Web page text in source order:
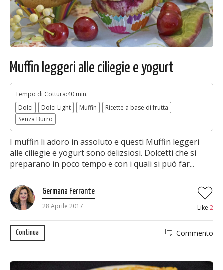
Muffin leggeri alle ciliegie e yogurt
Tempo di Cottura:40 min.
Dolci
Dolci Light Muffin
Ricette a base di frutta
Senza Burro
I muffin li adoro in assoluto e questi Muffin leggeri
alle ciliegie e yogurt sono delizsiosi. Dolcetti che si
preparano in poco tempo e con i quali si può far...
Germana Ferrante
28 Aprile 2017
Like 2
Continua Commento